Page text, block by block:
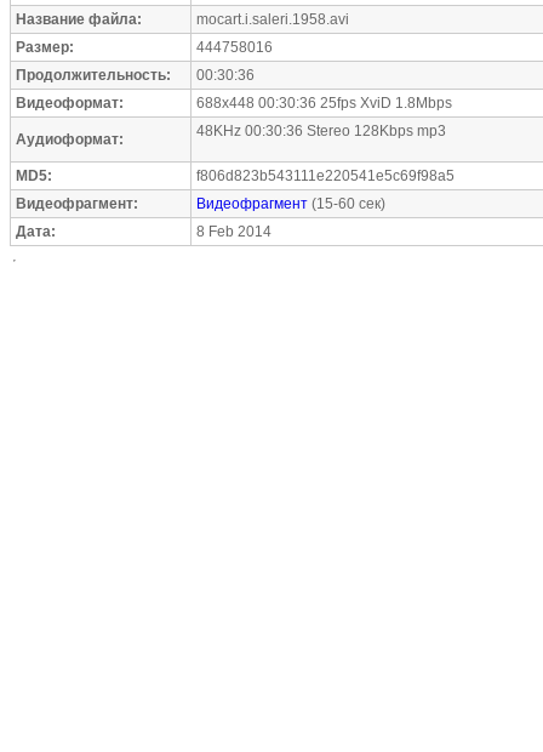
Название файла:
mocart.i.saleri.1958.avi
Размер:
444758016
Продолжительность:
00:30:36
Видеоформат:
688x448 00:30:36 25fps XviD 1.8Mbps
Аудиоформат: 48KHz 00:30:36 Stereo 128Kbps mp3
MD5:
f806d823b543111e220541e5c69f98a5
Видеофрагмент:
Видеофрагмент (15-60 сек)
Дата:
8 Feb 2014